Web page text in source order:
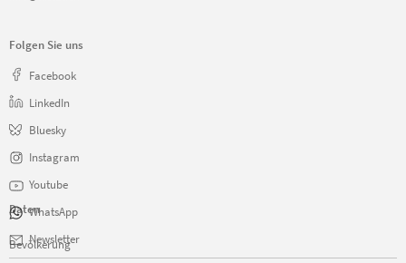
Folgen Sie uns
Facebook
LinkedIn
Bluesky
Instagram
Youtube
WhatsApp
Newsletter
Daten
Navigation
überspringen
Bevölkerung